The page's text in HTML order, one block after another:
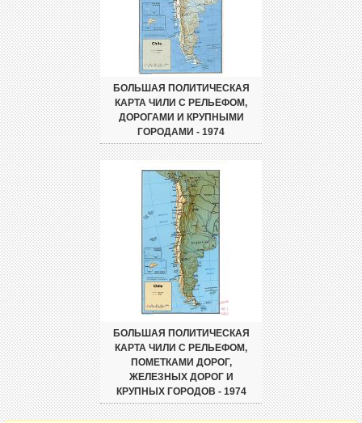
БОЛЬШАЯ ПОЛИТИЧЕСКАЯ
КАРТА ЧИЛИ С РЕЛЬЕФОМ,
ДОРОГАМИ И КРУПНЫМИ
ГОРОДАМИ - 1974
БОЛЬШАЯ ПОЛИТИЧЕСКАЯ
КАРТА ЧИЛИ С РЕЛЬЕФОМ,
ПОМЕТКАМИ ДОРОГ,
ЖЕЛЕЗНЫХ ДОРОГ И
КРУПНЫХ ГОРОДОВ - 1974